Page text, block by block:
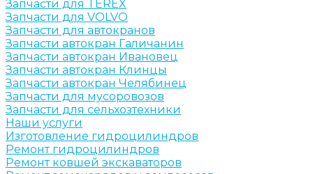
Запчасти для TEREX
Запчасти для VOLVO
Запчасти для автокранов
Запчасти автокран Галичанин
Запчасти автокран Ивановец
Запчасти автокран Клинцы
Запчасти автокран Челябинец
Запчасти для мусоровозов
Запчасти для сельхозтехники
Наши услуги
Изготовление гидроцилиндров
Ремонт гидроцилиндров
Ремонт ковшей экскаваторов